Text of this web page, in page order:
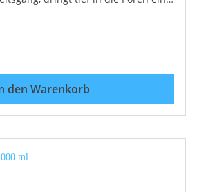
hell 570 reinigt, schützt und
entfernt mühelos Wasser-
die behandelten Oberflächen sind
und gepflegt. Einsatzgebiet:
den Warenkorb